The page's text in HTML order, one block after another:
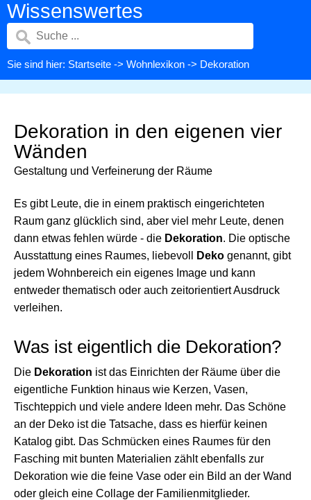
Wissenswertes
Sie sind hier: Startseite -> Wohnlexikon -> Dekoration
Dekoration in den eigenen vier
Wänden
Gestaltung und Verfeinerung der Räume
Es gibt Leute, die in einem praktisch eingerichteten
Raum ganz glücklich sind, aber viel mehr Leute, denen
dann etwas fehlen würde - die Dekoration. Die optische
Ausstattung eines Raumes, liebevoll
Deko genannt, gibt
jedem Wohnbereich ein eigenes Image und kann
entweder thematisch oder auch zeitorientiert Ausdruck
verleihen.
Was ist eigentlich die Dekoration?
Die Dekoration ist das Einrichten der Räume über die
eigentliche Funktion hinaus wie Kerzen, Vasen,
Tischteppich und viele andere Ideen mehr. Das Schöne
an der Deko ist die Tatsache, dass es hierfür keinen
Katalog gibt. Das Schmücken eines Raumes für den
Fasching mit bunten Materialien zählt ebenfalls zur
Dekoration wie die feine Vase oder ein Bild an der Wand
oder gleich eine Collage der Familienmitglieder.